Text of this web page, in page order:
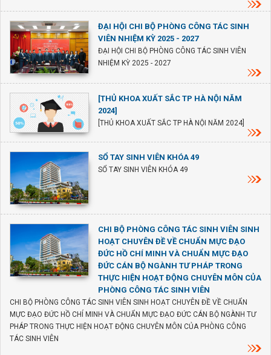
ĐẠI HỘI CHI BỘ PHÒNG CÔNG TÁC SINH
VIÊN NHIỆM KỲ 2025 - 2027
ĐẠI HỘI CHI BỘ PHÒNG CÔNG TÁC SINH VIÊN
NHIỆM KỲ 2025 - 2027
[THỦ KHOA XUẤT SẮC TP HÀ NỘI NĂM
2024]
[THỦ KHOA XUẤT SẮC TP HÀ NỘI NĂM 2024]
SỔ TAY SINH VIÊN KHÓA 49
SỔ TAY SINH VIÊN KHÓA 49
CHI BỘ PHÒNG CÔNG TÁC SINH VIÊN SINH
HOẠT CHUYÊN ĐỀ VỀ CHUẨN MỰC ĐẠO
ĐỨC HỒ CHÍ MINH VÀ CHUẨN MỰC ĐẠO
ĐỨC CÁN BỘ NGÀNH TƯ PHÁP TRONG
THỰC HIỆN HOẠT ĐỘNG CHUYÊN MÔN CỦA
PHÒNG CÔNG TÁC SINH VIÊN
CHI BỘ PHÒNG CÔNG TÁC SINH VIÊN SINH HOẠT CHUYÊN ĐỀ VỀ CHUẨN
MỰC ĐẠO ĐỨC HỒ CHÍ MINH VÀ CHUẨN MỰC ĐẠO ĐỨC CÁN BỘ NGÀNH TƯ
PHÁP TRONG THỰC HIỆN HOẠT ĐỘNG CHUYÊN MÔN CỦA PHÒNG CÔNG
TÁC SINH VIÊN